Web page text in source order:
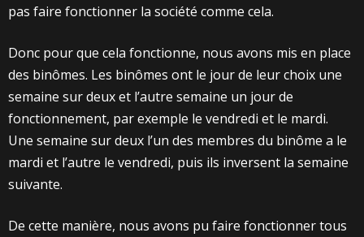
pas faire fonctionner la société comme cela.
Donc pour que cela fonctionne, nous avons mis en place
des binômes. Les binômes ont le jour de leur choix une
semaine sur deux et l’autre semaine un jour de
fonctionnement, par exemple le vendredi et le mardi.
Une semaine sur deux l’un des membres du binôme a le
mardi et l’autre le vendredi, puis ils inversent la semaine
suivante.
De cette manière, nous avons pu faire fonctionner tous